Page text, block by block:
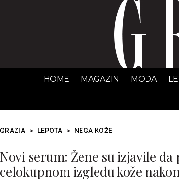
HOME MAGAZIN MODA
GRAZIA > LEPOTA > NEGA KOŽE
Novi serum: Žene su izjavile
celokupnom izgledu kože